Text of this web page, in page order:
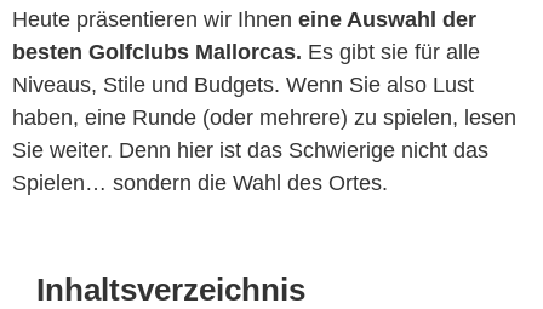
Heute präsentieren wir Ihnen eine Auswahl der
besten Golfclubs Mallorcas. Es gibt sie für alle
Niveaus, Stile und Budgets. Wenn Sie also Lust
haben, eine Runde (oder mehrere) zu spielen, lesen
Sie weiter. Denn hier ist das Schwierige nicht das
Spielen… sondern die Wahl des Ortes.
Inhaltsverzeichnis